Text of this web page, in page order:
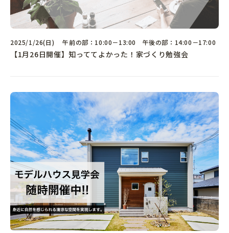
カタログ請求
個別相談会
2025/1/26(日) 午前の部：10:00－13:00 午後の部：14:00－17:00
【1月26日開催】知っててよかった！家づくり勉強会